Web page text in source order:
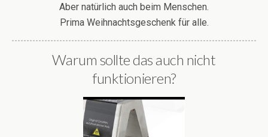
Aber natürlich auch beim Menschen.
Prima Weihnachtsgeschenk für alle.
Warum sollte das auch nicht
funktionieren?